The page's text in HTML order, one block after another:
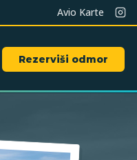
Avio Karte
Rezerviši odmor